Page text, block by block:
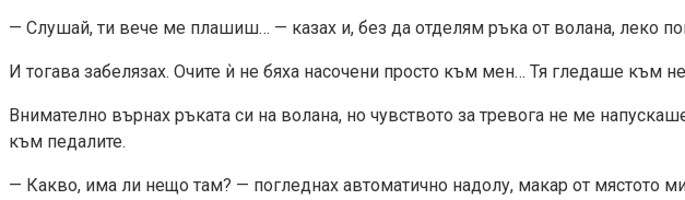
— Слушай, ти вече ме плашиш… — казах и, без да отделям ръка от волана, леко
И тогава забелязах. Очите ѝ не бяха насочени просто към мен… Тя гледаше към
Внимателно върнах ръката си на волана, но чувството за тревога не ме
към педалите.
— Какво, има ли нещо там? — погледнах автоматично надолу, макар от мястото